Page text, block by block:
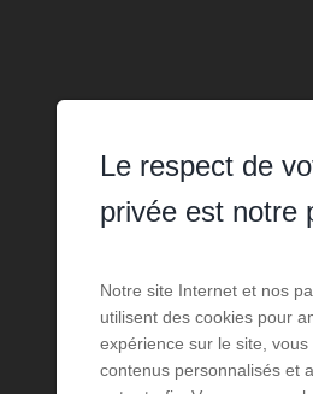
Le respect de
privée est notre
Notre site Internet et nos
utilisent des cookies pour
expérience sur le site,
contenus personnalisés et